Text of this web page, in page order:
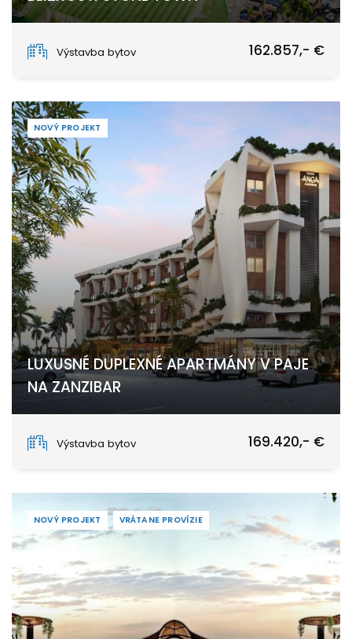
Výstavba bytov
162.857,- €
NOVÝ PROJEKT
LUXUSNÉ DUPLEXNÉ APARTMÁNY V PAJE
NA ZANZIBAR
Výstavba bytov
169.420,- €
NOVÝ PROJEKT VRÁTANE PROVÍZIE